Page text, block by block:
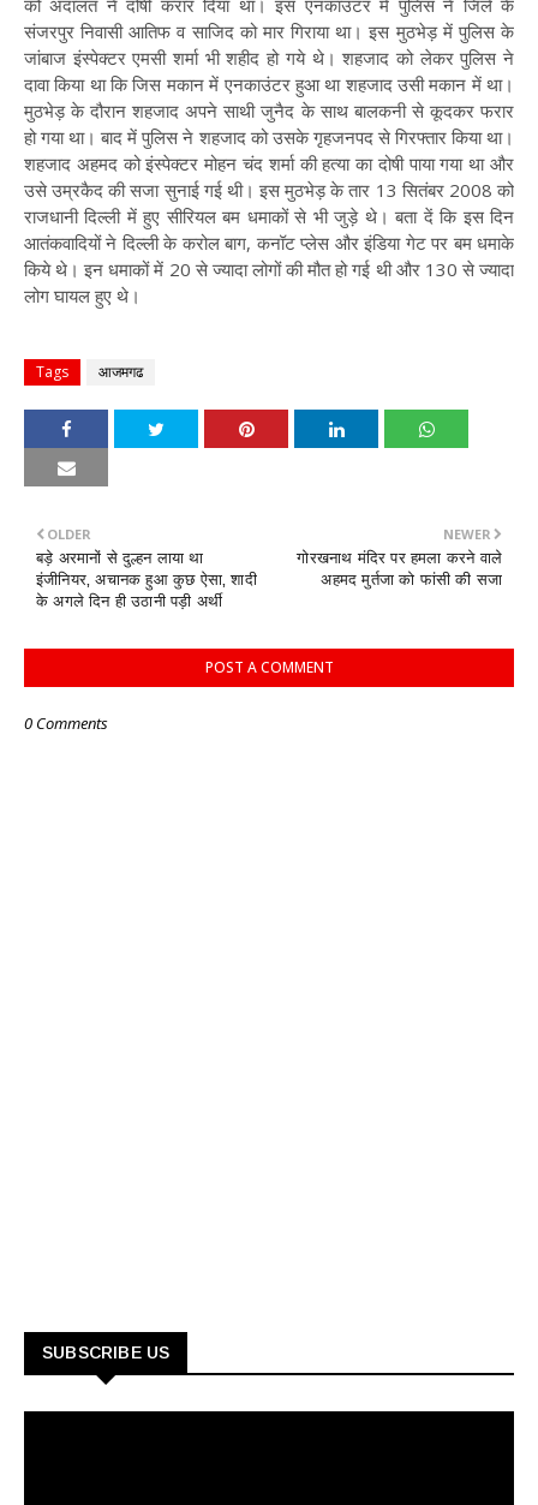
को अदालत ने दोषी करार दिया था। इस एनकाउंटर में पुलिस ने जिले के
संजरपुर निवासी आतिफ व साजिद को मार गिराया था। इस मुठभेड़ में पुलिस के
जांबाज इंस्पेक्टर एमसी शर्मा भी शहीद हो गये थे। शहजाद को लेकर पुलिस ने
दावा किया था कि जिस मकान में एनकाउंटर हुआ था शहजाद उसी मकान में था।
मुठभेड़ के दौरान शहजाद अपने साथी जुनैद के साथ बालकनी से कूदकर फरार
हो गया था। बाद में पुलिस ने शहजाद को उसके गृहजनपद से गिरफ्तार किया था।
शहजाद अहमद को इंस्पेक्टर मोहन चंद शर्मा की हत्या का दोषी पाया गया था और
उसे उम्रकैद की सजा सुनाई गई थी। इस मुठभेड़ के तार 13 सितंबर 2008 को
राजधानी दिल्ली में हुए सीरियल बम धमाकों से भी जुड़े थे। बता दें कि इस दिन
आतंकवादियों ने दिल्ली के करोल बाग, कनॉट प्लेस और इंडिया गेट पर बम धमाके
किये थे। इन धमाकों में 20 से ज्यादा लोगों की मौत हो गई थी और 130 से ज्यादा
लोग घायल हुए थे।
Tags आजमगढ
NEWER
गोरखनाथ मंदिर पर हमला करने वाले
अहमद मुर्तजा को फांसी की सजा
OLDER
बड़े अरमानों से दुल्हन लाया था
इंजीनियर, अचानक हुआ कुछ ऐसा, शादी
के अगले दिन ही उठानी पड़ी अर्थी
POST A COMMENT
0 Comments
SUBSCRIBE US